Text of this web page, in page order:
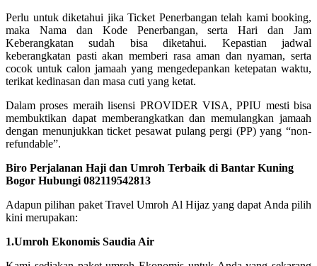
Perlu untuk diketahui jika Ticket Penerbangan telah kami booking,
maka Nama dan Kode Penerbangan, serta Hari dan Jam
Keberangkatan sudah bisa diketahui. Kepastian jadwal
keberangkatan pasti akan memberi rasa aman dan nyaman, serta
cocok untuk calon jamaah yang mengedepankan ketepatan waktu,
terikat kedinasan dan masa cuti yang ketat.
Dalam proses meraih lisensi PROVIDER VISA, PPIU mesti bisa
membuktikan dapat memberangkatkan dan memulangkan jamaah
dengan menunjukkan ticket pesawat pulang pergi (PP) yang “non-
refundable”.
Biro Perjalanan Haji dan Umroh Terbaik di Bantar Kuning
Bogor Hubungi 082119542813
Adapun pilihan paket Travel Umroh Al Hijaz yang dapat Anda pilih
kini merupakan:
1.Umroh Ekonomis Saudia Air